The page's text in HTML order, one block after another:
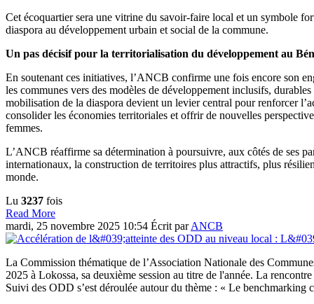
Cet écoquartier sera une vitrine du savoir-faire local et un symbole
diaspora au développement urbain et social de la commune.
Un pas décisif pour la territorialisation du développement au
En soutenant ces initiatives, l’ANCB confirme une fois encore son
les communes vers des modèles de développement inclusifs,
mobilisation de la diaspora devient un levier central pour renforcer
consolider les économies territoriales et offrir de nouvelles
femmes.
L’ANCB réaffirme sa détermination à poursuivre, aux côtés de ses
internationaux, la construction de territoires plus attractifs, plus
monde.
Lu 3237 fois
Read More
mardi, 25 novembre 2025 10:54 Écrit parANCB
La Commission thématique de l’Association Nationale des
2025 à Lokossa, sa deuxième session au titre de l'année. La
Suivi des ODD s’est déroulée autour du thème : « Le benchmarking